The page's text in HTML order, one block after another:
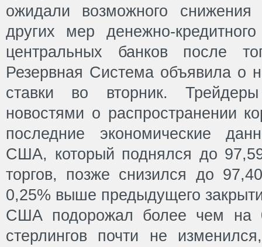
ожидали возможного
других мер денежно-
центральных банков после
Резервная Система объявила о
ставки во вторник.
новостями о распространении
последние экономические
США, который поднялся до
торгов, позже снизился до
0,25% выше предыдущего
США подорожал более чем на
стерлингов почти не